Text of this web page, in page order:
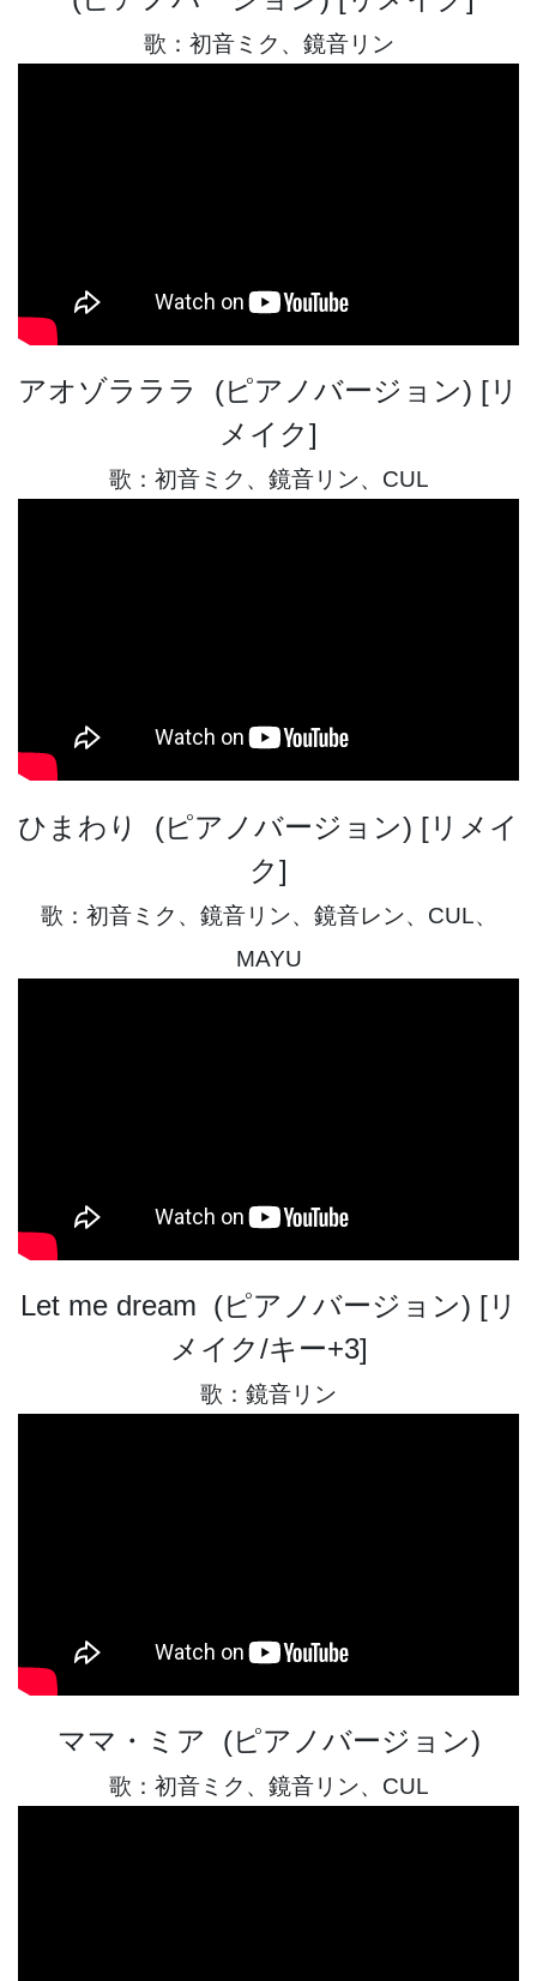
歌：初音ミク、鏡音リン
アオゾラララ (ピアノバージョン) [リ
メイク]
歌：初音ミク、鏡音リン、CUL
ひまわり (ピアノバージョン) [リメイ
ク]
歌：初音ミク、鏡音リン、鏡音レン、CUL、
MAYU
Let me dream (ピアノバージョン) [リ
メイク/キー+3]
歌：鏡音リン
ママ・ミア (ピアノバージョン)
歌：初音ミク、鏡音リン、CUL